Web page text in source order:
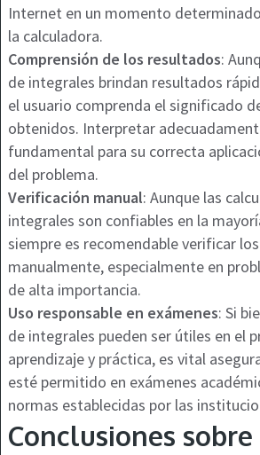
Internet en un momento
la calculadora.
Comprensión de los resultados:
de integrales brindan resultados
el usuario comprenda el significado
obtenidos. Interpretar
fundamental para su correcta
del problema.
Verificación manual: Aunque las
integrales son confiables en la
siempre es recomendable verificar
manualmente, especialmente en
de alta importancia.
Uso responsable en exámenes: Si
de integrales pueden ser útiles en el
aprendizaje y práctica, es vital
esté permitido en exámenes
normas establecidas por las
Conclusiones